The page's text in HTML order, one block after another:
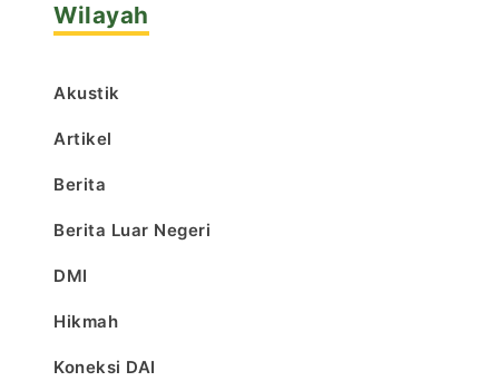
Wilayah
Akustik
Artikel
Berita
Berita Luar Negeri
DMI
Hikmah
Koneksi DAI